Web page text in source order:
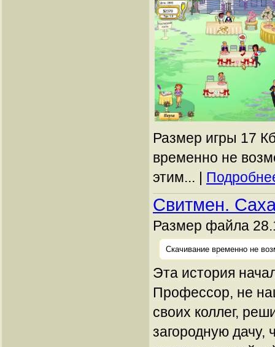
Размер игры 17
временно не
этим... |
Свитмен.
Размер файла
Скачивание временно не
Эта история
Профессор, не
своих коллег,
загородную дачу,